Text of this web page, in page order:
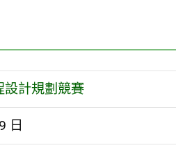
設計規劃競賽
日